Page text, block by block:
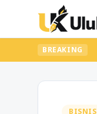
BREAKING
BISNIS